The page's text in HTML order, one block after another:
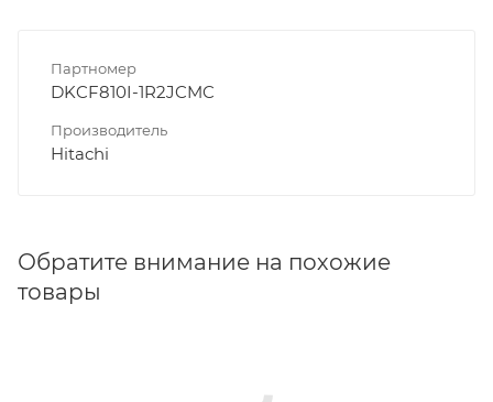
Партномер
DKCF810I-1R2JCMC
Производитель
Hitachi
Обратите внимание на похожие
товары